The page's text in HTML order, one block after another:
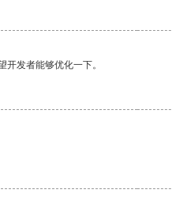
发者能够优化一下。